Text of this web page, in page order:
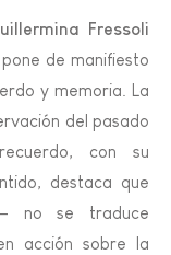
Fressoli
de manifiesto
y memoria. La
del pasado
con su
destaca que
no se traduce
acción sobre la